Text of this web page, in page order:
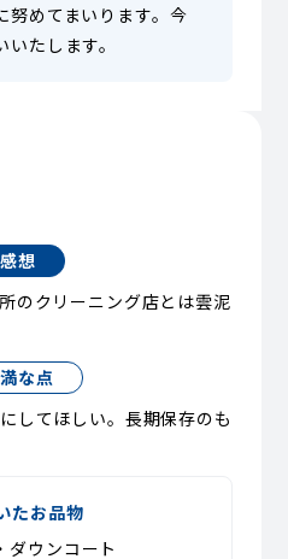
努めてまいります。今
たします。
感想
のクリーニング店とは雲泥
な点
してほしい。長期保存のも
たお品物
ダウンコート